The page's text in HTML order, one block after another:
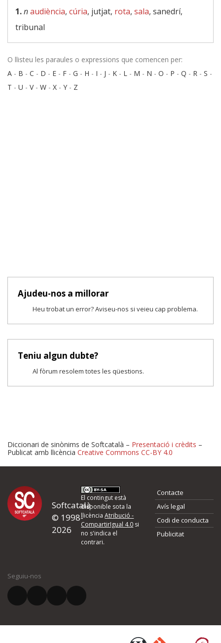
1.naudiència, cúria, jutjat, rota, sala, sanedrí,
tribunal
O llisteu les paraules o expressions que comencen per:
A - B - C - D - E - F - G - H - I - J - K - L - M - N - O - P - Q - R - S -
T - U - V- W - X - Y - Z
Ajudeu-nos a millorar
Heu trobat un error? Aviseu-nos si veieu cap problema.
Teniu algun dubte?
Al fòrum resolem totes les qüestions.
Proposeu-nos millores o
d'errors
Si heu trobat un error o voleu proposar alguna millora, ompliu els
quina és la millora que proposeu o l'error del qual voleu informar-
El vostre correu electrònic *
Diccionari de sinònims de Softcatalà – Presentació i crèdits –
Publicat amb llicència Creative Commons CC-BY 4.0
Softcatalà
© 1998-
2026
El contingut està
disponible sota la
llicènciaAtribució -
CompartirIgual 4.0 si
no s'indica el
contrari.
Contacte
Avís legal
Codi de conducta
Publicitat
Seguiu-nos